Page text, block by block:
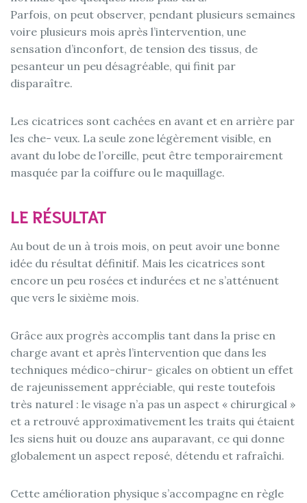
Parfois, on peut observer, pendant plusieurs semaines
voire plusieurs mois après l’intervention, une
sensation d’inconfort, de tension des tissus, de
pesanteur un peu désagréable, qui finit par
disparaître.
Les cicatrices sont cachées en avant et en arrière par
les che- veux. La seule zone légèrement visible, en
avant du lobe de l’oreille, peut être temporairement
masquée par la coiffure ou le maquillage.
LE RÉSULTAT
Au bout de un à trois mois, on peut avoir une bonne
idée du résultat définitif. Mais les cicatrices sont
encore un peu rosées et indurées et ne s’atténuent
que vers le sixième mois.
Grâce aux progrès accomplis tant dans la prise en
charge avant et après l’intervention que dans les
techniques médico-chirur- gicales on obtient un effet
de rajeunissement appréciable, qui reste toutefois
très naturel : le visage n’a pas un aspect « chirurgical »
et a retrouvé approximativement les traits qui étaient
les siens huit ou douze ans auparavant, ce qui donne
globalement un aspect reposé, détendu et rafraîchi.
Cette amélioration physique s’accompagne en règle